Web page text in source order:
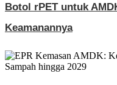
Botol rPET untuk
Keamanannya